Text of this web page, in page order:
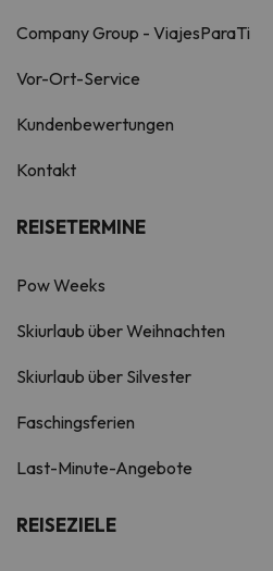
Company Group - ViajesParaTi
Vor-Ort-Service
Kundenbewertungen
Kontakt
REISETERMINE
Pow Weeks
Skiurlaub über Weihnachten
Skiurlaub über Silvester
Faschingsferien
Last-Minute-Angebote
REISEZIELE